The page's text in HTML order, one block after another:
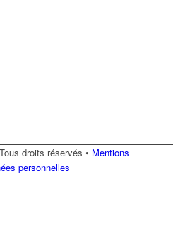
droits réservés • Mentions
personnelles